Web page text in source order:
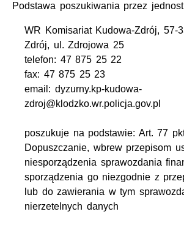
Podstawa poszukiwania przez
WR Komisariat Kudowa-Zdrój, 57-
Zdrój, ul. Zdrojowa 25
telefon: 47 875 25 22
fax: 47 875 25 23
email: dyzurny.kp-kudowa-
zdroj@klodzko.wr.policja.gov.pl
poszukuje na podstawie: Art. 77
Dopuszczanie, wbrew przepisom
niesporządzenia sprawozdania
sporządzenia go niezgodnie z
lub do zawierania w tym
nierzetelnych danych